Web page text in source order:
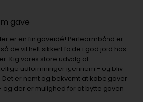
gave
er en fin gaveidé! Perlearmbånd er
de vil helt sikkert falde i god jord hos
Kig vores store udvalg af
udformninger igennem - og bliv
Det er nemt og bekvemt at købe gaver
og der er mulighed for at bytte gaven